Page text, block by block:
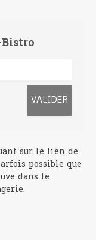
sur le lien de
possible que
dans le